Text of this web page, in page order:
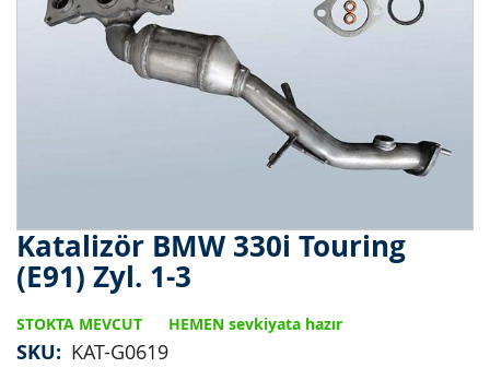
Katalizör BMW 330i Touring
(E91) Zyl. 1-3
STOKTA MEVCUT
SKU KAT-G0619
HEMEN sevkiyata hazır
Resim
galerisinin
başlangıcına